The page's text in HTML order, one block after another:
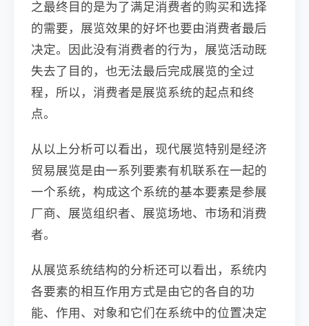
之最终目的是为了满足消费者的购买和选择
的需要，展览效果的好坏也要由消费者最后
决定。因此没有消费者的行为，展览活动既
失去了目的，也无法最后完成展览的全过
程，所以，消费者是展览系统的起点和终
点。
从以上分析可以看出，现代展览特别是经济
贸易展览是由一系列要素有机联系在一起的
一个系统，构成这个系统的基本要素是参展
厂商、展览组织者、展览场地、市场和消费
者。
从展览系统结构的分析还可以看出，系统内
各要素的相互作用方式是由它的各自的功
能、作用、对象和它们在系统中的位置决定